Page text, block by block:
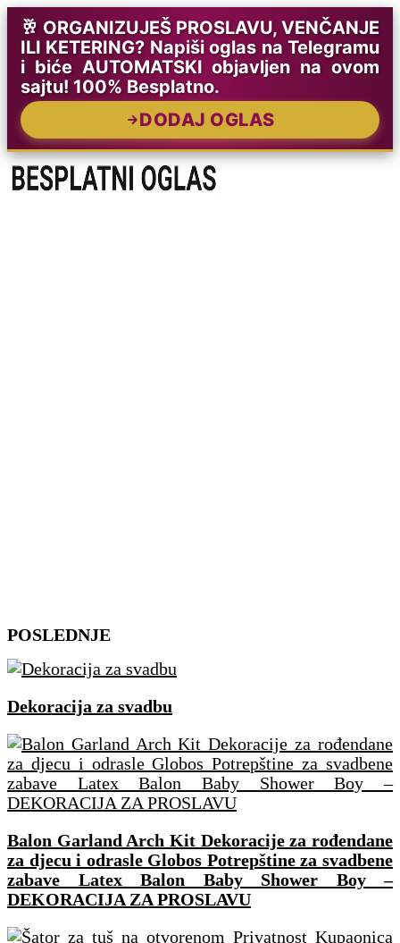
🥂 ORGANIZUJEŠ PROSLAVU, VENČANJE
ILI KETERING? Napiši oglas na Telegramu
i biće AUTOMATSKI objavljen na ovom
sajtu! 100% Besplatno.
DODAJ OGLAS
Skip
content
POSLEDNJE
Dekoracija za svadbu
Balon Garland Arch Kit Dekoracije za rođendane
za djecu i odrasle Globos Potrepštine za svadbene
zabave Latex Balon Baby Shower Boy –
DEKORACIJA ZA PROSLAVU